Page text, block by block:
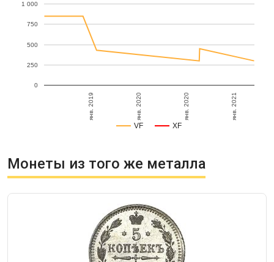
VF XF
янв. 2019 янв. 2020 янв. 2020 янв. 2021
0
250
500
750
1 000
Монеты из того же металла